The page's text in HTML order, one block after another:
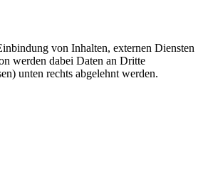
von Inhalten, externen Diensten
werden dabei Daten an Dritte
unten rechts abgelehnt werden.